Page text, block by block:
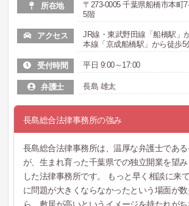
所在地
〒273-0005 千葉県船橋市本町
5階
アクセス
JR線・東武野田線「船橋駅」
本線「京成船橋駅」から徒歩5
受付時間 平日 9:00～17:00
弁護士 長島 雄太
長島総合法律事務所の強み
長島総合法律事務所は、温厚な弁護士であ
が、生まれ育った千葉県での独立開業を望
した法律事務所です。 もっと早く相談に来
に問題が大きくならなかったという場面が